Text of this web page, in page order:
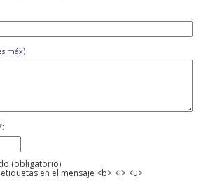
máx)
(obligatorio)
en el mensaje <b> <i> <u>